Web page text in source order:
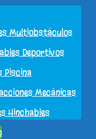
Multiobstáculos
Deportivos
Piscina
Mecánicas
Hinchables